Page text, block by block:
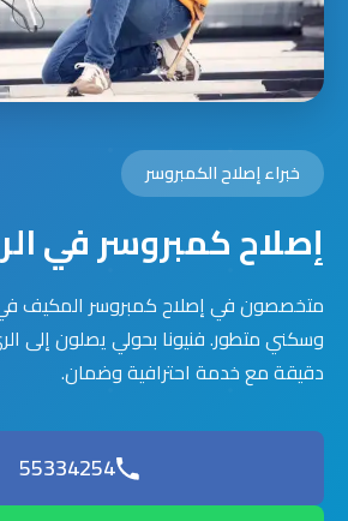
خبراء إصلاح الكمبروسر
إصلاح كمبروسر في
متخصصون في إصلاح كمبروسر المكيف
دقيقة مع خدمة احترافية وضمان.
55334254